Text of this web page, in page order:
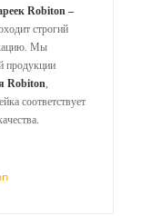
Robiton –
строгий
Мы
продукции
Robiton,
соответствует